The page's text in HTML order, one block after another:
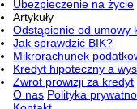
Ubezpieczenie na życie
Artykuły
Odstąpienie od umowy
Jak sprawdzić BIK?
Mikrorachunek
Kredyt hipoteczny a
Zwrot prowizji za kredyt
O nas Polityka